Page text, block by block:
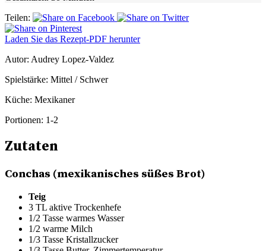
Teilen:
Laden Sie das Rezept-PDF herunter
Autor: Audrey Lopez-Valdez
Spielstärke: Mittel / Schwer
Küche: Mexikaner
Portionen: 1-2
Zutaten
Conchas (mexikanisches süßes Brot)
Teig
3 TL aktive Trockenhefe
1/2 Tasse warmes Wasser
1/2 warme Milch
1/3 Tasse Kristallzucker